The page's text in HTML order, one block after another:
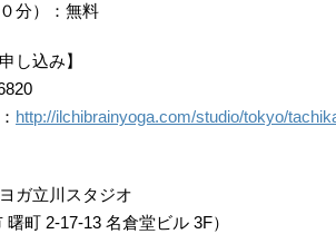
分）：無料
し込み】
http://ilchibrainyoga.com/studio/tokyo/
ガ立川スタジオ
曙町 2-17-13 名倉堂ビル 3F）